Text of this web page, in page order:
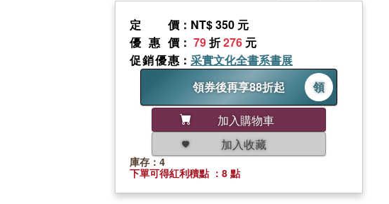
定價 ：NT$ 350 元
優惠價 ： 79折276 元
促銷優惠 ： 采實文化全書系書展
領券後再享88折起
領
加入購物車
加入收藏
庫存：4
下單可得紅利積點 ：8 點